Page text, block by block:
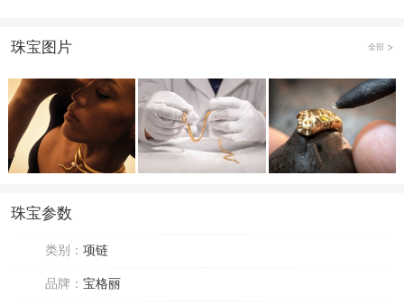
珠宝图片 全部
珠宝参数
类别： 项链
品牌： 宝格丽